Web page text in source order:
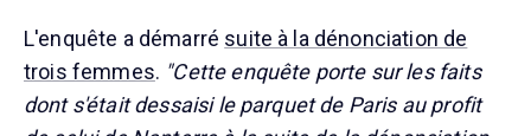
L'enquête a démarré suite à la dénonciation de
trois femmes. "Cette enquête porte sur les faits
dont s'était dessaisi le parquet de Paris au profit